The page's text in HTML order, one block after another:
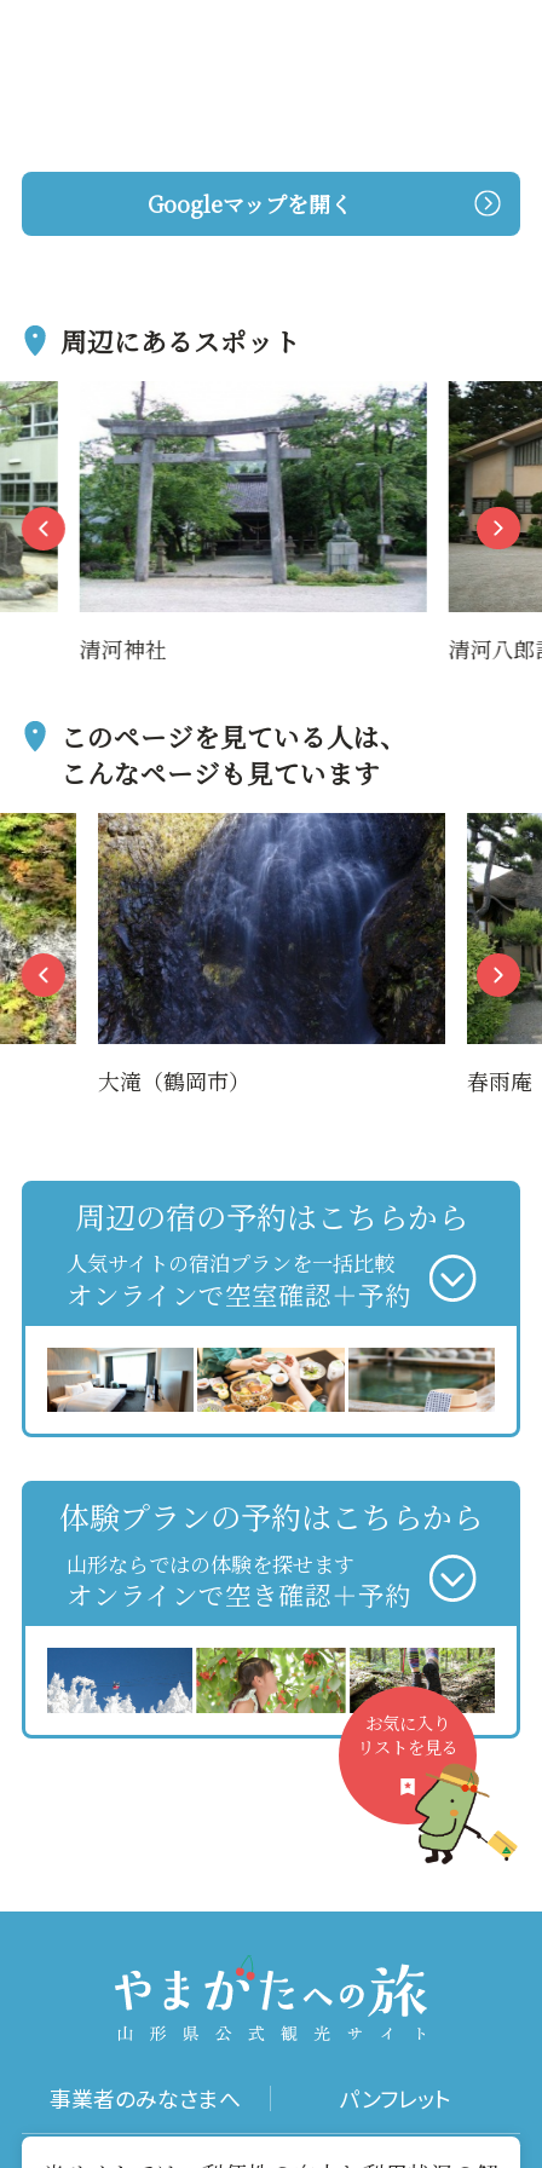
Googleマップを開く
周辺にあるスポット
清河八郎記念館 清河八
このページを見ている人は、
こんなページも見ています
春雨庵 蔵王ス
周辺の宿の予約はこちらから
人気サイトの宿泊プランを一括比較
オンラインで空室確認＋予約
体験プランの予約はこちらから
山形ならではの体験を探せます
オンラインで空き確認＋予約
お気に入り
リストを見る
事業者のみなさまへ パンフレット